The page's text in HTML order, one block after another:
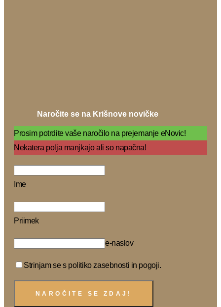
Naročite se na Krišnove novičke
Prosim potrdite vaše naročilo na prejemanje eNovic!
Nekatera polja manjkajo ali so napačna!
Ime
Priimek
e-naslov
Strinjam se s politiko zasebnosti in pogoji.